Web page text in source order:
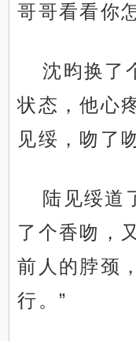
哥哥看看你
沈昀换了
状态，他心
见绥，吻了
陆见绥道
了个香吻，
前人的脖颈
行。”